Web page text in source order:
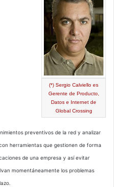
(*) Sergio Calviello es
Gerente de Producto,
Datos e Internet de
Global Crossing
preventivos de la red y analizar
herramientas que gestionen de forma
de una empresa y así evitar
momentáneamente los problemas